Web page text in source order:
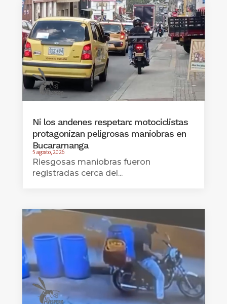
Ni los andenes respetan: motociclistas
protagonizan peligrosas maniobras en
Bucaramanga
5 agosto, 2026
Riesgosas maniobras fueron
registradas cerca del...